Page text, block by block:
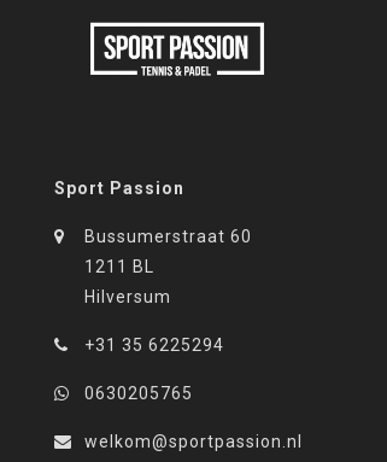
Sport Passion
Bussumerstraat 60
1211 BL
Hilversum
+31 35 6225294
0630205765
welkom@sportpassion.nl